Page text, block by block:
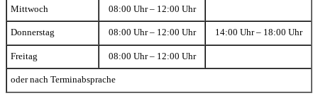
Mittwoch 08:00 Uhr – 12:00 Uhr
Donnerstag 08:00 Uhr – 12:00 Uhr 14:00 Uhr – 18:00 Uhr
Freitag 08:00 Uhr – 12:00 Uhr
oder nach Terminabsprache